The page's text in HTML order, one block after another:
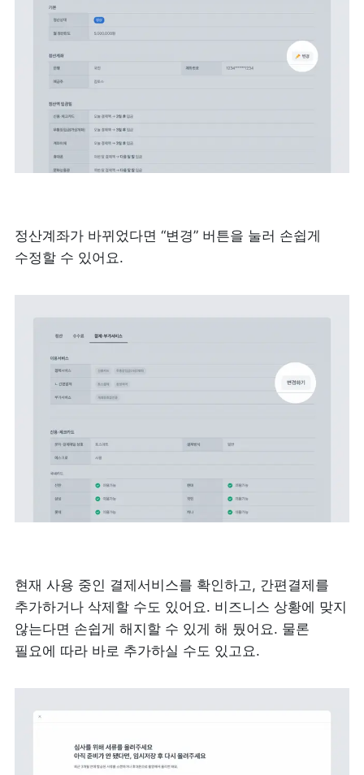
정산계좌가 바뀌었다면 “변경” 버튼을 눌러 손쉽게
수정할 수 있어요.
현재 사용 중인 결제서비스를 확인하고, 간편결제를
추가하거나 삭제할 수도 있어요. 비즈니스 상황에 맞지
않는다면 손쉽게 해지할 수 있게 해 뒀어요. 물론
필요에 따라 바로 추가하실 수도 있고요.